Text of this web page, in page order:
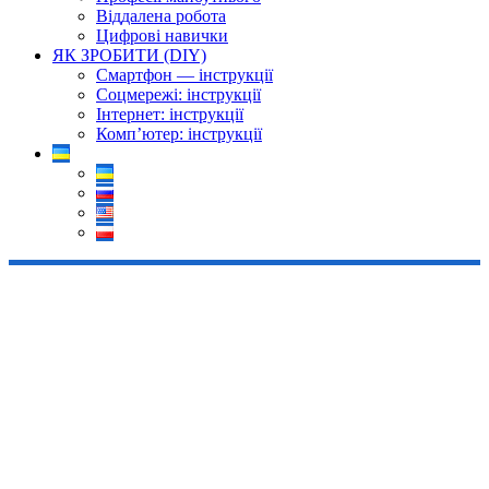
Віддалена робота
Цифрові навички
ЯК ЗРОБИТИ (DIY)
Смартфон — інструкції
Соцмережі: інструкції
Інтернет: інструкції
Комп’ютер: інструкції